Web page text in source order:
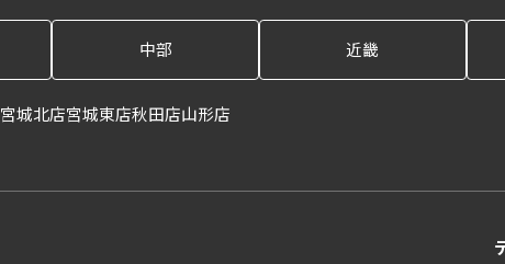
中部 近畿
宮城北店宮城東店秋田店山形店